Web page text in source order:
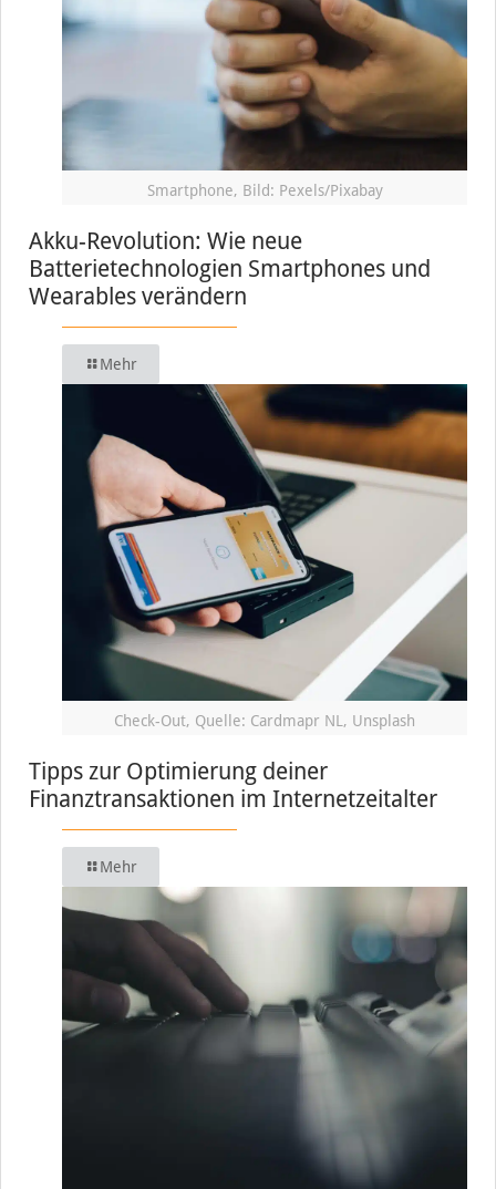
Smartphone, Bild: Pexels/Pixabay
Akku-Revolution: Wie neue
Batterietechnologien Smartphones und
Wearables verändern
Mehr
Check-Out, Quelle: Cardmapr NL, Unsplash
Tipps zur Optimierung deiner
Finanztransaktionen im Internetzeitalter
Mehr